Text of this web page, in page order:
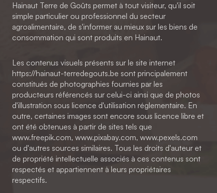
Hainaut Terre de Goûts permet à tout visiteur, qu'il soit
simple particulier ou professionnel du secteur
agroalimentaire, de s'informer au mieux sur les biens de
consommation qui sont produits en Hainaut.
Les contenus visuels présents sur le site internet
https://hainaut-terredegouts.be sont principalement
constitués de photographies fournies par les
producteurs référencés sur celui-ci ainsi que de photos
d'illustration sous licence d'utilisation réglementaire. En
outre, certaines images sont encore sous licence libre et
ont été obtenues à partir de sites tels que
www.freepik.com, www.pixabay.com, www.pexels.com
ou d'autres sources similaires. Tous les droits d'auteur et
de propriété intellectuelle associés à ces contenus sont
respectés et appartiennent à leurs propriétaires
respectifs.